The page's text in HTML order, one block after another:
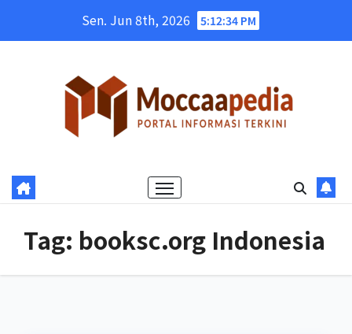
Sen. Jun 8th, 2026 5:12:35 PM
Tag: booksc.org Indonesia